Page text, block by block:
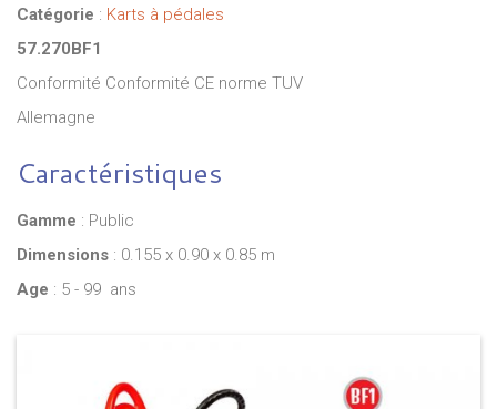
Catégorie : Karts à pédales
57.270BF1
Conformité Conformité CE norme TUV
Allemagne
Caractéristiques
Gamme : Public
Dimensions : 0.155 x 0.90 x 0.85 m
Age : 5 - 99 ans